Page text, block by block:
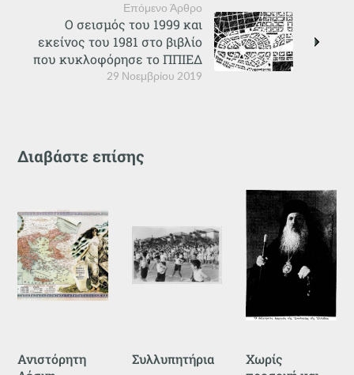
Επόμενο Άρθρο
29 Νοεμβρίου 2019
Ο σεισμός του 1999 και
εκείνος του 1981 στο βιβλίο
που κυκλοφόρησε το ΠΠΙΕΔ
Διαβάστε επίσης
Ανιστόρητη
Συλλυπητήρια
Χωρίς